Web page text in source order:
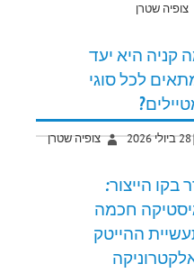
צופיה שטרן
קניה היא יעד
לכל סוגי
2026 צופיה שטרן
בקו הייצור:
חכמה
ההייטק